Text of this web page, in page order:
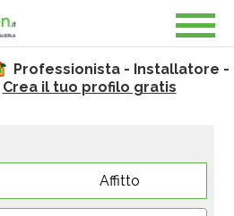
Professionista - Installatore -
Crea il tuo profilo gratis
Affitto